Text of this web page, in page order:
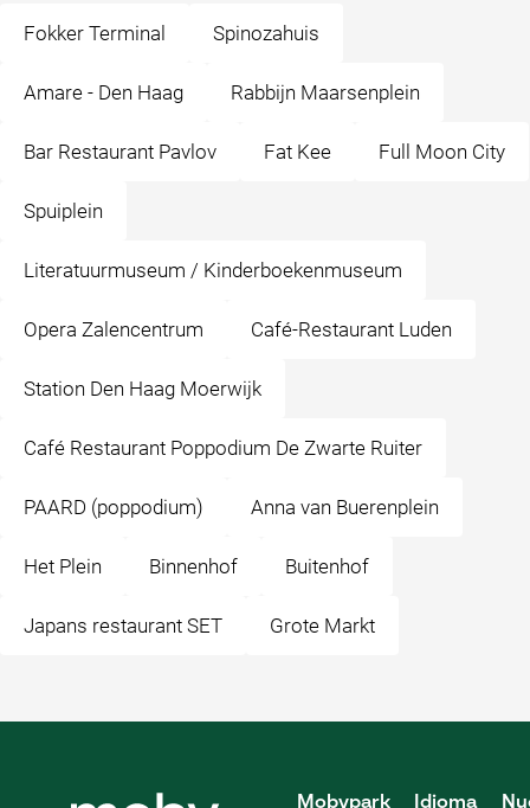
Fokker Terminal Spinozahuis
Amare - Den Haag Rabbijn Maarsenplein
Bar Restaurant Pavlov Fat Kee Full Moon City
Spuiplein
Literatuurmuseum / Kinderboekenmuseum
Opera Zalencentrum Café-Restaurant Luden
Station Den Haag Moerwijk
Café Restaurant Poppodium De Zwarte Ruiter
PAARD (poppodium) Anna van Buerenplein
Het Plein Binnenhof Buitenhof
Japans restaurant SET Grote Markt
Mobypark Idioma